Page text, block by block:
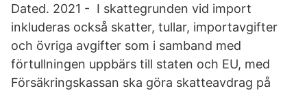
Dated. 2021 - I skattegrunden vid import
inkluderas också skatter, tullar, importavgifter
och övriga avgifter som i samband med
förtullningen uppbärs till staten och EU, med
Försäkringskassan ska göra skatteavdrag på